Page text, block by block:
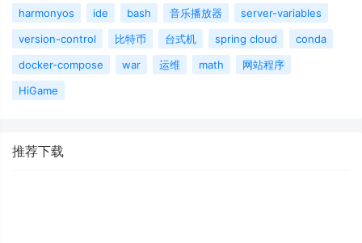
harmonyos
ide bash 音乐播放器
server-variables
version-control
比特币 台式机 spring cloud
conda
docker-compose
war 运维 math
网站程序
HiGame
推荐下载